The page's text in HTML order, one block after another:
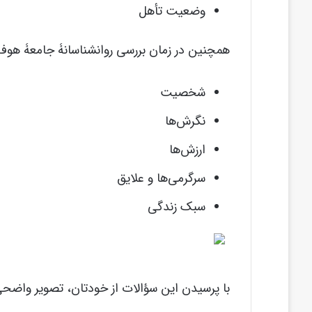
وضعیت تأهل
همچنین در زمان بررسی روانشناسانۀ جامعۀ
شخصیت
نگرش‌ها
ارزش‌ها
سرگرمی‌ها و علایق
سبک زندگی
با پرسیدن این سؤالات از خودتان، تصویر